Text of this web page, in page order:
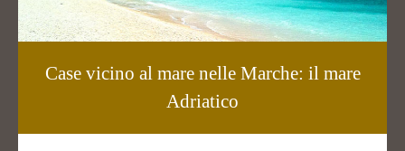
Case vicino al mare nelle Marche: il mare
Adriatico